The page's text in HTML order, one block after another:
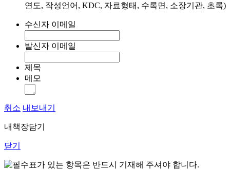
연도, 작성언어, KDC, 자료형태, 수록면, 소장기관, 초록)
수신자 이메일
발신자 이메일
제목
메모
취소 내보내기
내책장담기
닫기
표가 있는 항목은 반드시 기재해 주셔야 합니다.